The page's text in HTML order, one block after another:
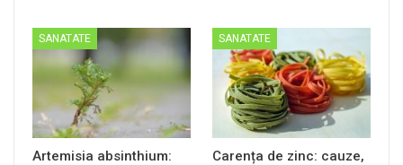
SANATATE
Artemisia absinthium:
SANATATE
Carența de zinc: cauze,